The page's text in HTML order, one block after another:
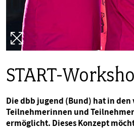
START-
Die dbb jugend (Bund) hat in den
Teilnehmerinnen und
ermöglicht. Dieses Konzept